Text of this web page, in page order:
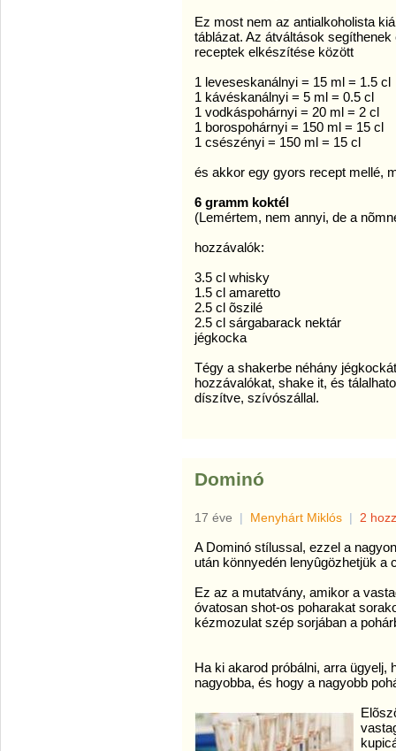
Ez most nem az antialkoholista
táblázat. Az átváltások
receptek elkészítése között
1 leveseskanálnyi = 15 ml = 1.5 cl
1 kávéskanálnyi = 5 ml = 0.5 cl
1 vodkáspohárnyi = 20 ml = 2 cl
1 borospohárnyi = 150 ml = 15 cl
1 csészényi = 150 ml = 15 cl
és akkor egy gyors recept mellé,
6 gramm koktél
(Lemértem, nem annyi, de a
hozzávalók:
3.5 cl whisky
1.5 cl amaretto
2.5 cl õszilé
2.5 cl sárgabarack nektár
jégkocka
Tégy a shakerbe néhány
hozzávalókat, shake it, és
díszítve, szívószállal.
Dominó
17 éve | Menyhárt Miklós | 2
A Dominó stílussal, ezzel a
után könnyedén lenyûgözhetjük a
Ez az a mutatvány, amikor a
óvatosan shot-os poharakat
kézmozulat szép sorjában a
Ha ki akarod próbálni, arra ügyelj,
nagyobba, és hogy a nagyobb